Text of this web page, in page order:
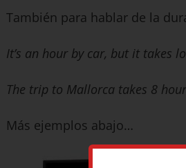
También para hablar de la
It’s an hour by car, but it takes
The trip to Mallorca takes 8
Más ejemplos abajo…